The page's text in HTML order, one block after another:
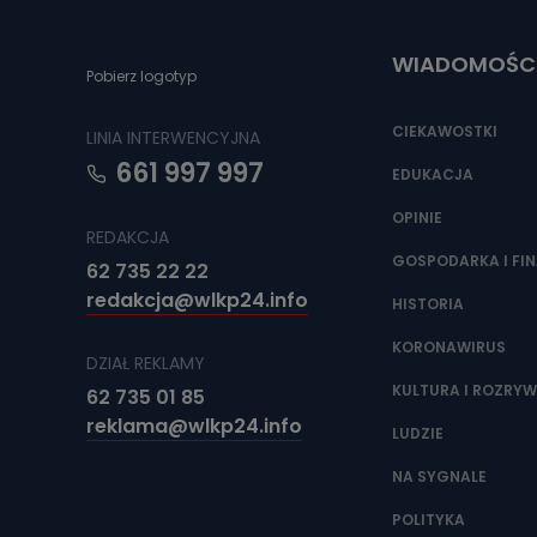
Jakie
Państwa (lub
źródeł
oraz partnerzy
Jak
Można to
Pobierz logotyp
LINIA INTERWENCYJNA
661 997 997
REDAKCJA
62 735 22 22
redakcja@wlkp24.info
DZIAŁ REKLAMY
62 735 01 85
reklama@wlkp24.info
CIEKAWOSTKI
EDUKACJA
OPINIE
GOSPODARKA I
HISTORIA
KORONAWIRUS
KULTURA I
LUDZIE
NA SYGNALE
POLITYKA